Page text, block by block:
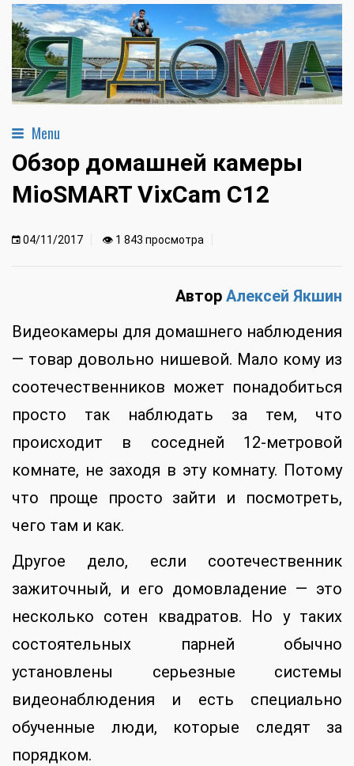
Menu
Обзор домашней камеры
MioSMART VixCam С12
04/11/2017 👁 1 843 просмотра
Автор Алексей Якшин
Видеокамеры для домашнего наблюдения
— товар довольно нишевой. Мало кому из
соотечественников может понадобиться
просто так наблюдать за тем, что
происходит в соседней 12-метровой
комнате, не заходя в эту комнату. Потому
что проще просто зайти и посмотреть,
чего там и как.
Другое дело, если соотечественник
зажиточный, и его домовладение — это
несколько сотен квадратов. Но у таких
состоятельных парней обычно
установлены серьезные системы
видеонаблюдения и есть специально
обученные люди, которые следят за
порядком.